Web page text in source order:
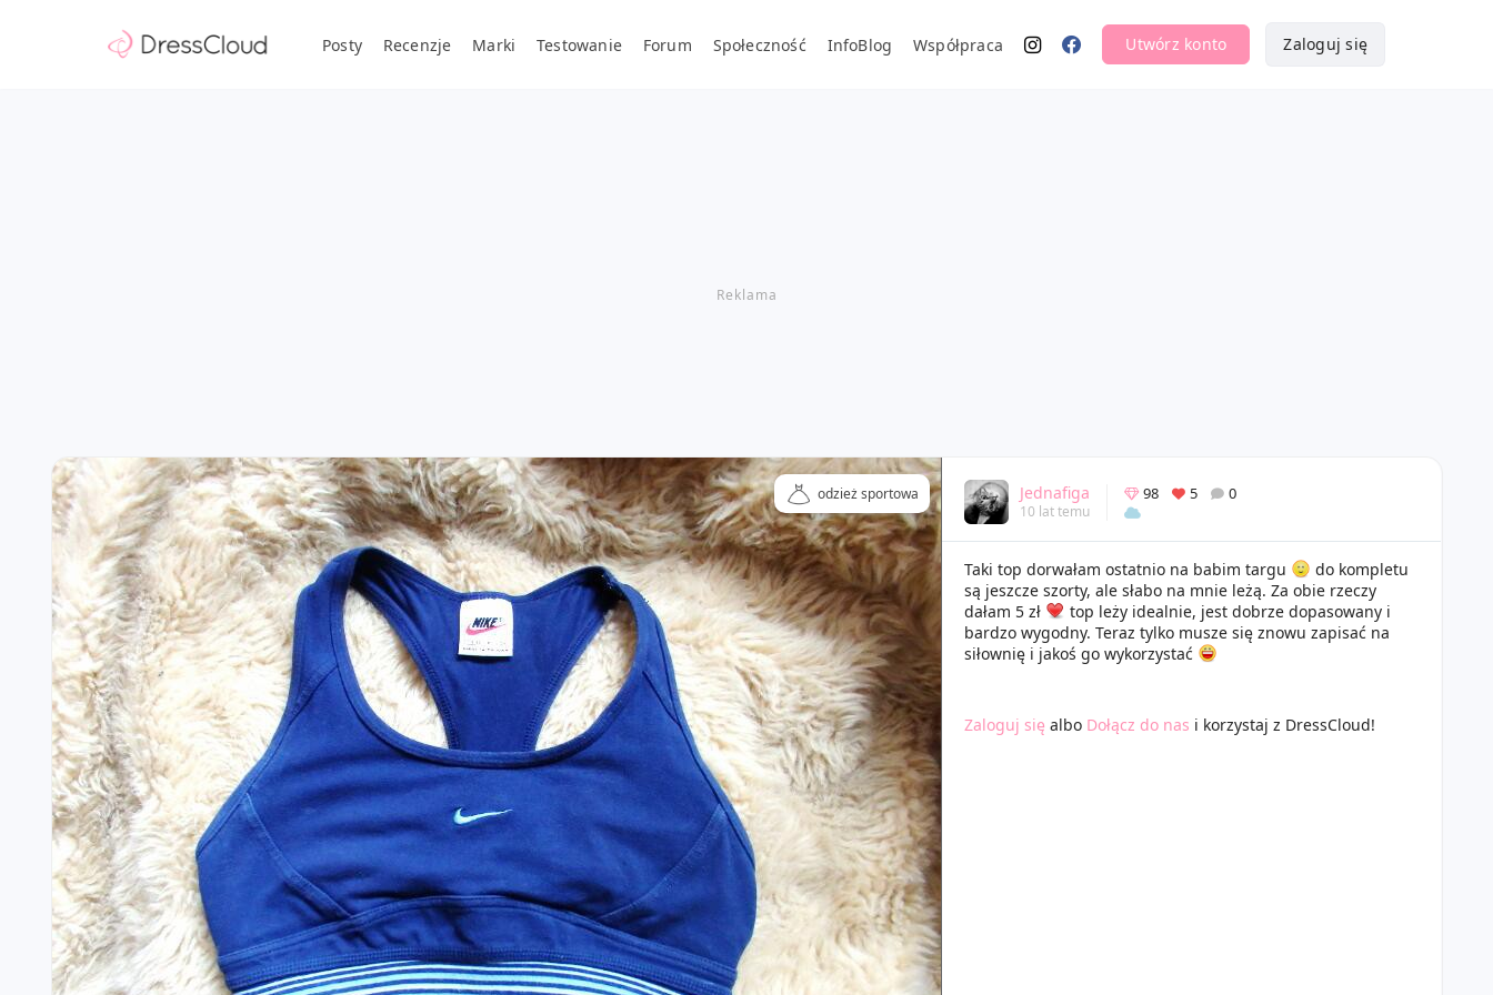
Posty Recenzje Marki Testowanie Forum Społeczność InfoBlog Współpraca Utwórz konto Zaloguj się
odzież sportowa Jednafiga
10 lat temu
98 5 0
Taki top dorwałam ostatnio na babim targu
do kompletu
są jeszcze szorty, ale słabo na mnie leżą. Za obie rzeczy
dałam 5 zł
top leży idealnie, jest dobrze dopasowany i
bardzo wygodny. Teraz tylko musze się znowu zapisać na
siłownię i jakoś go wykorzystać
Zaloguj się albo Dołącz do nas i korzystaj z DressCloud!